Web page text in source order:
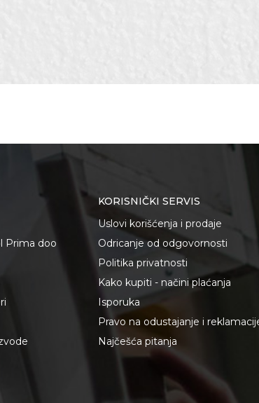
Keramičari
Prima doo
KORISNIČKI SERVIS
Uslovi korišćenja i prodaje
Odricanje od odgovornosti
Politika privatnosti
Kako kupiti - načini plaćanja
Isporuka
Pravo na odustajanje i
Najčešća pitanja